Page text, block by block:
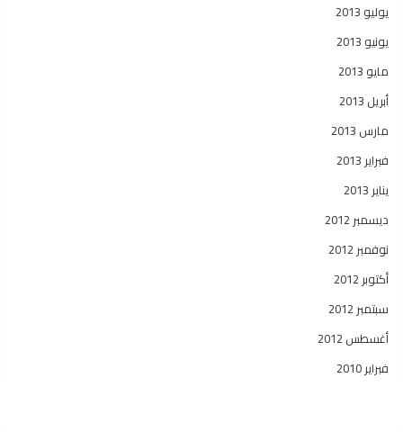
يوليو 2013
يونيو 2013
مايو 2013
أبريل 2013
مارس 2013
فبراير 2013
يناير 2013
ديسمبر 2012
نوفمبر 2012
أكتوبر 2012
سبتمبر 2012
أغسطس 2012
فبراير 2010